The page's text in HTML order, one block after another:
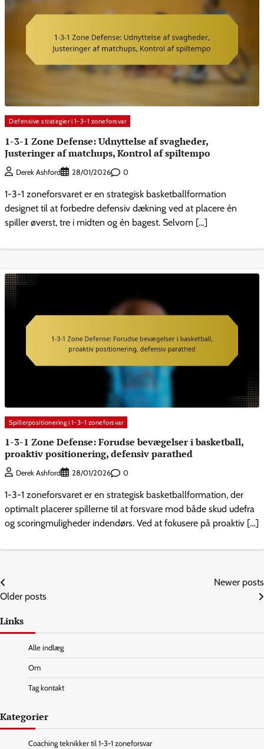
Defensive strategier i 1-3-1 zoneforsvar
1-3-1 Zone Defense: Udnyttelse af svagheder,
Justeringer af matchups, Kontrol af spiltempo
Derek Ashford 28/01/2026 0
1-3-1 zoneforsvaret er en strategisk basketballformation
designet til at forbedre defensiv dækning ved at placere én
spiller øverst, tre i midten og én bagest. Selvom […]
Spillerpositionering i 1-3-1 zoneforsvar
1-3-1 Zone Defense: Forudse bevægelser i basketball,
proaktiv positionering, defensiv parathed
Derek Ashford 28/01/2026 0
1-3-1 zoneforsvaret er en strategisk basketballformation, der
optimalt placerer spillerne til at forsvare mod både skud udefra
og scoringmuligheder indendørs. Ved at fokusere på proaktiv […]
Posts
navigation
Older posts
Newer posts
Links
Alle indlæg
Om
Tag kontakt
Kategorier
Coaching teknikker til 1-3-1 zoneforsvar